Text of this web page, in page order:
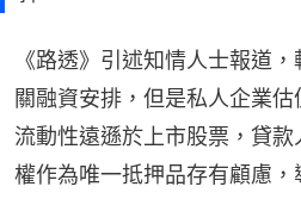
《路透》引述知情人士報道
關融資安排，但是私人企業
流動性遠遜於上市股票，貸
權作為唯一抵押品存有顧慮